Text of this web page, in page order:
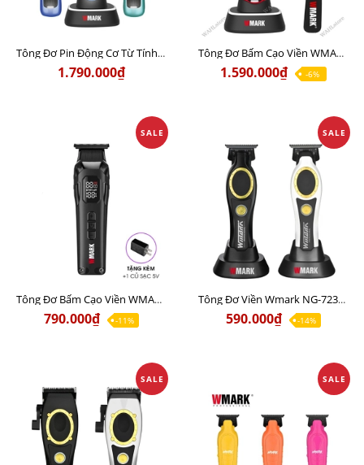
Tông Đơ Pin Động Cơ Từ Tính WMARK NG-X1 POLAR Chính Hãng
1.790.000₫
Tông Đơ Bấm Cạo Viền WMARK NG-XT1 Chính Hãng
1.590.000₫ -6%
SALE
Tông Đơ Bấm Cạo Viền WMARK NG-8280 Chất lượng
790.000₫ -11%
SALE
Tông Đơ Viền Wmark NG-7230 Chính Hãng sắc bén
590.000₫ -14%
SALE SALE